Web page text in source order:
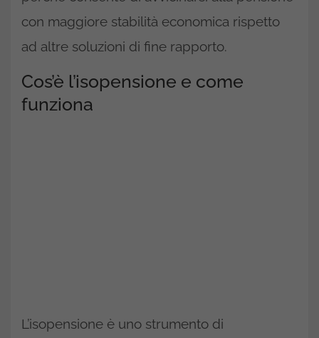
con maggiore stabilità economica rispetto
ad altre soluzioni di fine rapporto.
Cos’è l’isopensione e come
funziona
L’isopensione è uno strumento di